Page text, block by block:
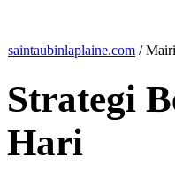
saintaubinlaplaine.com /
Strategi
Hari